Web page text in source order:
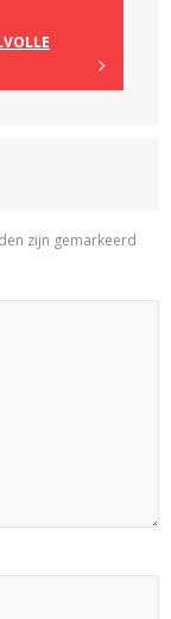
zijn gemarkeerd